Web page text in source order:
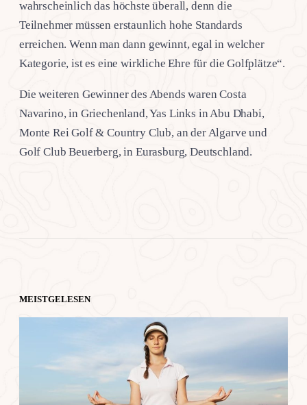
wahrscheinlich das höchste überall, denn die
Teilnehmer müssen erstaunlich hohe Standards
erreichen. Wenn man dann gewinnt, egal in welcher
Kategorie, ist es eine wirkliche Ehre für die Golfplätze“.
Die weiteren Gewinner des Abends waren Costa
Navarino, in Griechenland, Yas Links in Abu Dhabi,
Monte Rei Golf & Country Club, an der Algarve und
Golf Club Beuerberg, in Eurasburg, Deutschland.
MEISTGELESEN